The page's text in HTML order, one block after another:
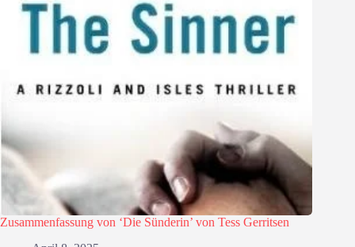
Zusammenfassung von ‘Die Sünderin’ von Tess Gerritsen